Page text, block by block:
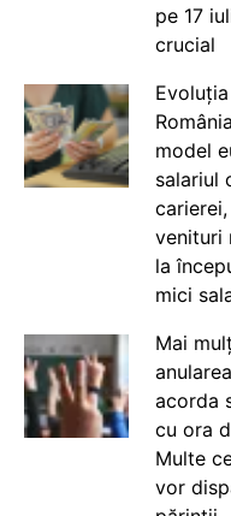
pe 17
crucial
model
salariul
venituri
la
mici
Mai
acorda
cu ora
Multe
vor